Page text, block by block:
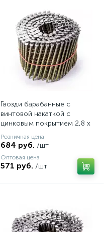
Гвозди барабанные с
винтовой накаткой с
цинковым покрытием 2,8 х
90 мм 250 шт. AERO
Розничная цена
684 руб. /шт
Оптовая цена
571 руб. /шт